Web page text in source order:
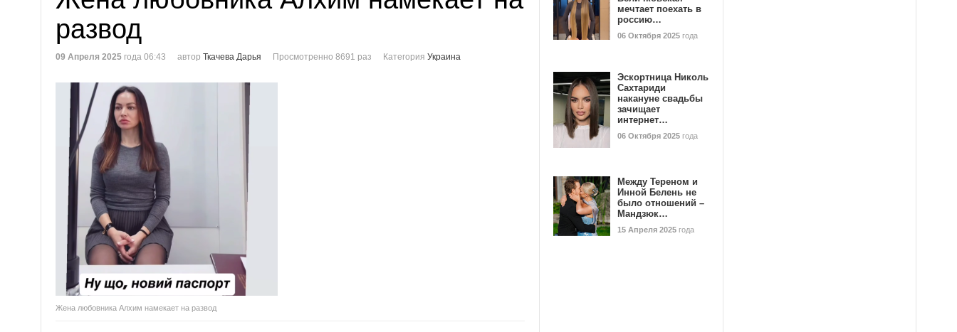
развод
09 Апреля 2025 года 06:43 автор Ткачева Дарья Просмотренно 8691 раз Категория Украина
Жена любовника Алхим намекает на развод
мечтает поехать в
россию…
06 Октября 2025 года
Эскортница Николь
Сахтариди
накануне свадьбы
зачищает
интернет…
06 Октября 2025 года
Между Тереном и
Инной Белень не
было отношений –
Мандзюк…
15 Апреля 2025 года